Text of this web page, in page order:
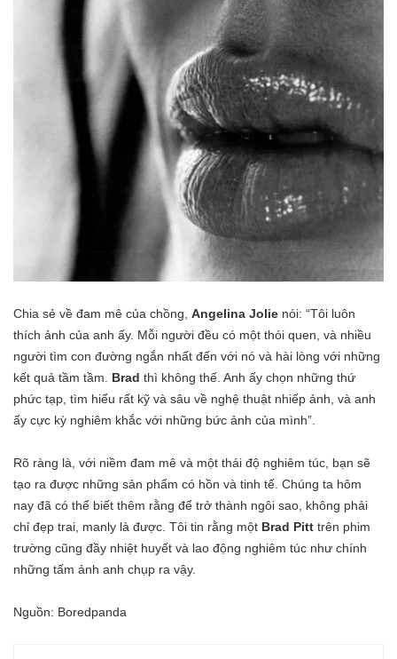
Chia sẻ về đam mê của chồng, Angelina Jolie nói: “Tôi luôn
thích ảnh của anh ấy. Mỗi người đều có một thói quen, và nhiều
người tìm con đường ngắn nhất đến với nó và hài lòng với những
kết quả tầm tầm. Brad thì không thế. Anh ấy chọn những thứ
phức tạp, tìm hiểu rất kỹ và sâu về nghệ thuật nhiếp ảnh, và anh
ấy cực kỳ nghiêm khắc với những bức ảnh của mình”.
Rõ ràng là, với niềm đam mê và một thái độ nghiêm túc, bạn sẽ
tạo ra được những sản phẩm có hồn và tinh tế. Chúng ta hôm
nay đã có thể biết thêm rằng để trở thành ngôi sao, không phải
chỉ đẹp trai, manly là được. Tôi tin rằng một Brad Pitt trên phim
trường cũng đầy nhiệt huyết và lao động nghiêm túc như chính
những tấm ảnh anh chụp ra vậy.
Nguồn: Boredpanda